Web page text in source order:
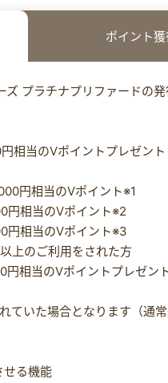
ポイント
プラチナプリファードの
相当のVポイントプレゼント
円相当のVポイント※1
円相当のVポイント※2
円相当のVポイント※3
上のご利用をされた方
相当のVポイントプレゼン
いた場合となります（通常
せる機能